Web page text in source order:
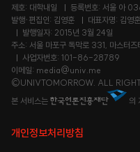
제호: 대학내일 등록번호: 서울 아
발행·편집인: 김영훈
대표자명: 김영훈
발행일자: 2015년 3월 24일
주소: 서울 마포구 독막로 331, 마스터
사업자번호: 101-86-28789
이메일: media@univ.me
©UNIVTOMORROW. ALL
본 서비스는
의
개인정보처리방침